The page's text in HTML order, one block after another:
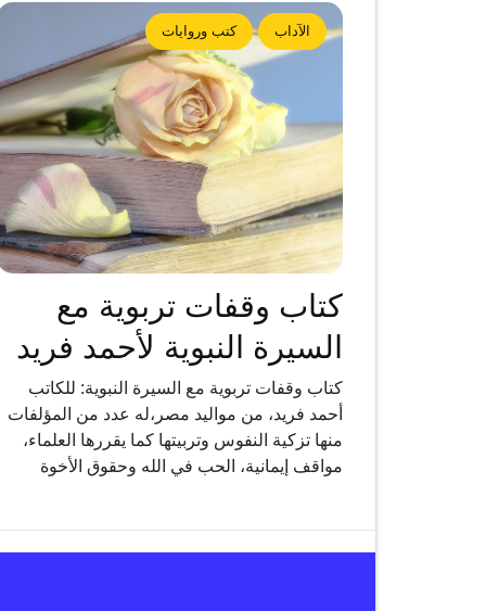
الآداب كتب وروايات
كتاب وقفات تربوية مع
السيرة النبوية لأحمد فريد
كتاب وقفات تربوية مع السيرة النبوية: للكاتب
أحمد فريد، من مواليد مصر،له عدد من المؤلفات
منها تزكية النفوس وتربيتها كما يقررها العلماء،
مواقف إيمانية، الحب في الله وحقوق الأخوة